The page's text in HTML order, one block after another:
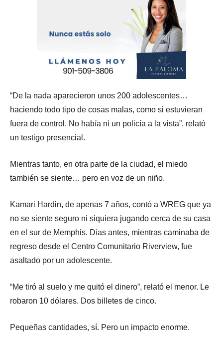
“De la nada aparecieron unos 200 adolescentes…
haciendo todo tipo de cosas malas, como si estuvieran
fuera de control. No había ni un policía a la vista”, relató
un testigo presencial.
Mientras tanto, en otra parte de la ciudad, el miedo
también se siente… pero en voz de un niño.
Kamari Hardin, de apenas 7 años, contó a WREG que ya
no se siente seguro ni siquiera jugando cerca de su casa
en el sur de Memphis. Días antes, mientras caminaba de
regreso desde el Centro Comunitario Riverview, fue
asaltado por un adolescente.
“Me tiró al suelo y me quitó el dinero”, relató el menor. Le
robaron 10 dólares. Dos billetes de cinco.
Pequeñas cantidades, sí. Pero un impacto enorme.